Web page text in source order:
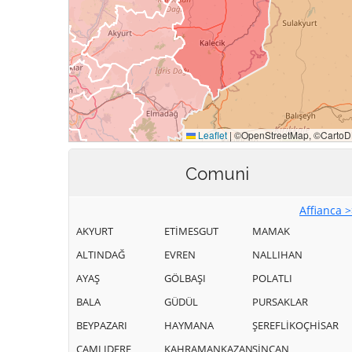
Comuni
Affianca
AKYURT
ALTINDAĞ
AYAŞ
BALA
BEYPAZARI
ÇAMLIDERE
ETİMESGUT
EVREN
GÖLBAŞI
GÜDÜL
HAYMANA
KAHRAMANKAZAN
MAMAK
NALLIHAN
POLATLI
PURSAKLAR
ŞEREFLİKOÇHİSAR
SİNCAN